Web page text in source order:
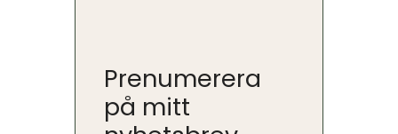
Prenumerera
på mitt